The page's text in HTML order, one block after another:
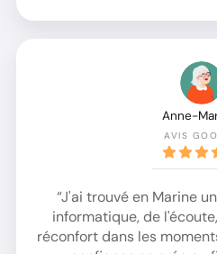
Anne-
AVIS
“J'ai trouvé en Marine
informatique, de
réconfort dans les